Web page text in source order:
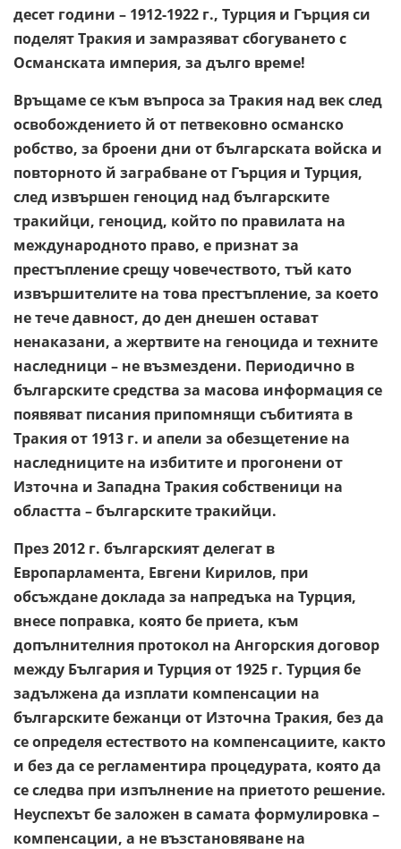
десет години – 1912-1922 г., Турция и Гърция си
поделят Тракия и замразяват сбогуването с
Османската империя, за дълго време!
Връщаме се към въпроса за Тракия над век след
освобождението й от петвековно османско
робство, за броени дни от българската войска и
повторното й заграбване от Гърция и Турция,
след извършен геноцид над българските
тракийци, геноцид, който по правилата на
международното право, е признат за
престъпление срещу човечеството, тъй като
извършителите на това престъпление, за което
не тече давност, до ден днешен остават
ненаказани, а жертвите на геноцида и техните
наследници – не възмездени. Периодично в
българските средства за масова информация се
появяват писания припомнящи събитията в
Тракия от 1913 г. и апели за обезщетение на
наследниците на избитите и прогонени от
Източна и Западна Тракия собственици на
областта – българските тракийци.
През 2012 г. българският делегат в
Европарламента, Евгени Кирилов, при
обсъждане доклада за напредъка на Турция,
внесе поправка, която бе приета, към
допълнителния протокол на Ангорския договор
между България и Турция от 1925 г. Турция бе
задължена да изплати компенсации на
българските бежанци от Източна Тракия, без да
се определя естеството на компенсациите, както
и без да се регламентира процедурата, която да
се следва при изпълнение на приетото решение.
Неуспехът бе заложен в самата формулировка –
компенсации, а не възстановяване на